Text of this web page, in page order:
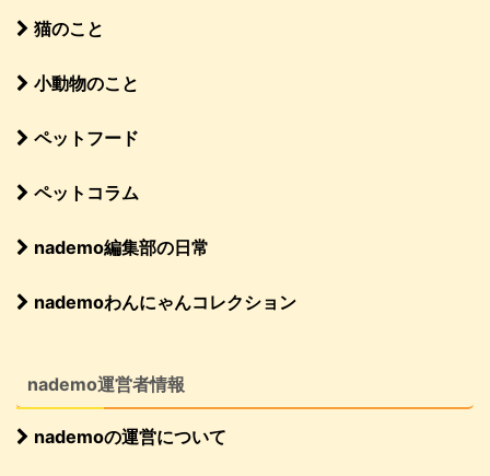
猫のこと
小動物のこと
ペットフード
ペットコラム
nademo編集部の日常
nademoわんにゃんコレクション
nademo運営者情報
nademoの運営について